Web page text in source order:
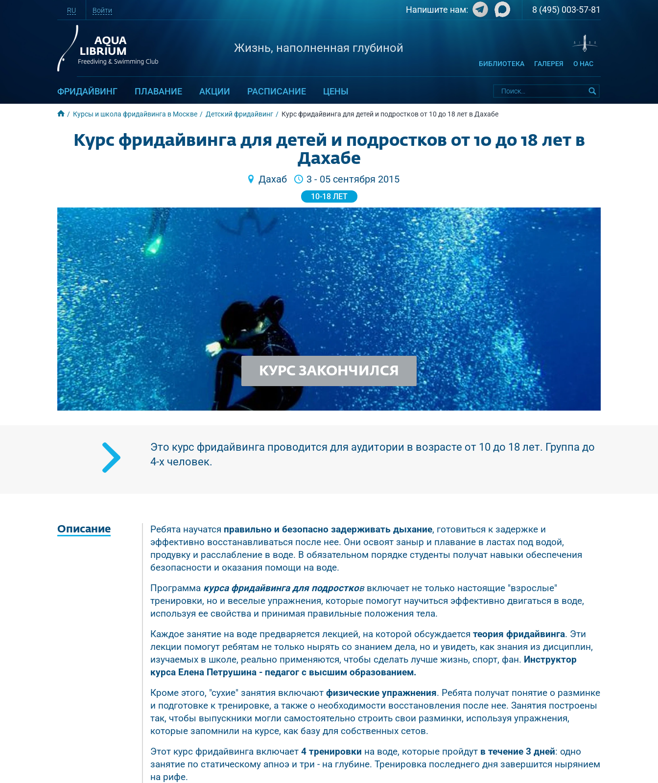
RU Войти Напишите нам: 8 (495) 003-57-81
Жизнь, наполненная глубиной
БИБЛИОТЕКА ГАЛЕРЕЯ О НАС
ФРИДАЙВИНГ ПЛАВАНИЕ АКЦИИ РАСПИСАНИЕ ЦЕНЫ
Курсы и школа фридайвинга в Москве Детский фридайвинг Курс фридайвинга для детей и подростков от 10 до 18 лет в Дахабе
Курс фридайвинга для детей и подростков от 10 до 18 лет в
Дахабе
Дахаб 3 - 05 сентября 2015
10-18 ЛЕТ
КУРС ЗАКОНЧИЛСЯ
Краткое описаниеЭто курс фридайвинга проводится для аудитории в возрасте от 10 до 18 лет. Группа до
4-х человек.
Описание Ребята научатся правильно и безопасно задерживать дыхание, готовиться к задержке и
эффективно восстанавливаться после нее. Они освоят заныр и плавание в ластах под водой,
продувку и расслабление в воде. В обязательном порядке студенты получат навыки обеспечения
безопасности и оказания помощи на воде.
Программа курса фридайвинга для подростков включает не только настоящие "взрослые"
тренировки, но и веселые упражнения, которые помогут научиться эффективно двигаться в воде,
используя ее свойства и принимая правильные положения тела.
Каждое занятие на воде предваряется лекцией, на которой обсуждается теория фридайвинга. Эти
лекции помогут ребятам не только нырять со знанием дела, но и увидеть, как знания из дисциплин,
изучаемых в школе, реально применяются, чтобы сделать лучше жизнь, спорт, фан. Инструктор
курса Елена Петрушина - педагог с высшим образованием.
Кроме этого, "сухие" занятия включают физические упражнения. Ребята получат понятие о разминке
и подготовке к тренировке, а также о необходимости восстановления после нее. Занятия построены
так, чтобы выпускники могли самостоятельно строить свои разминки, используя упражнения,
которые запомнили на курсе, как базу для собственных сетов.
Этот курс фридайвинга включает 4 тренировки на воде, которые пройдут в течение 3 дней: одно
занятие по статическому апноэ и три - на глубине. Тренировка последнего дня завершится нырянием
на рифе.